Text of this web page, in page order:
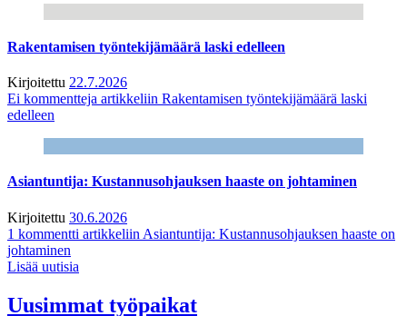
Rakentamisen työntekijämäärä laski edelleen
Kirjoitettu 22.7.2026
Ei kommentteja artikkeliin Rakentamisen työntekijämäärä laski
edelleen
Asiantuntija: Kustannusohjauksen haaste on johtaminen
Kirjoitettu 30.6.2026
1 kommentti artikkeliin Asiantuntija: Kustannusohjauksen haaste on
johtaminen
Lisää uutisia
Uusimmat työpaikat